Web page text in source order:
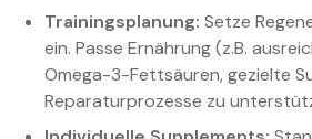
Trainingsplanung: Setze
ein. Passe Ernährung (z.B.
Omega-3-Fettsäuren, gezielte
Reparaturprozesse zu